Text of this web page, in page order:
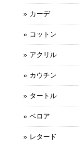
カーデ
コットン
アクリル
カウチン
タートル
ベロア
レタード